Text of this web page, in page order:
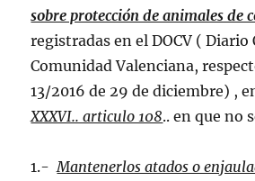
sobre protección de animales de
registradas en el DOCV ( Diario
Comunidad Valenciana,
13/2016 de 29 de diciembre) ,
XXXVI.. articulo 108.. en que no
1.- Mantenerlos atados o